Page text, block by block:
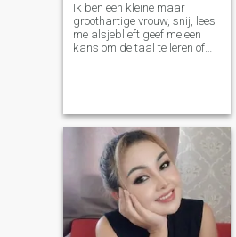
Ik ben een kleine maar
groothartige vrouw, snij, lees
me alsjeblieft geef me een
kans om de taal te leren of
taal, kunt u me overslaan. Ik
ben een klein maar
Groothartige vrouw,
gesneden, vrolijk, goede
natuur, zorg voor mezelf en
anderen, positief. Serievol,
oprecht ​.ik heb zoetheid en
sterk op hetzelfde moment.